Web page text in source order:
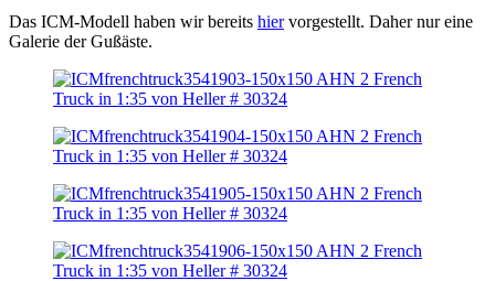
Das ICM-Modell haben wir bereits hiervorgestellt. Daher nur eine
Galerie der Gußäste.